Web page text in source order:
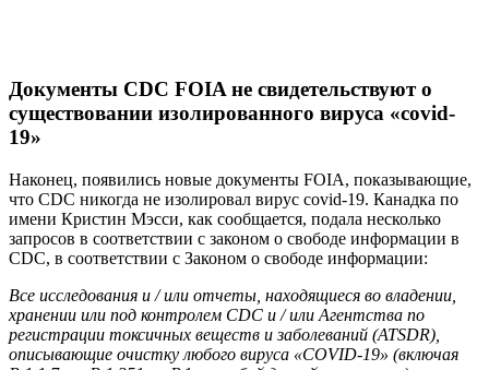
Документы CDC FOIA не свидетельствуют о
существовании изолированного вируса «covid-
19»
Наконец, появились новые документы FOIA, показывающие,
что CDC никогда не изолировал вирус covid-19. Канадка по
имени Кристин Мэсси, как сообщается, подала несколько
запросов в соответствии с законом о свободе информации в
CDC, в соответствии с Законом о свободе информации:
Все исследования и / или отчеты, находящиеся во владении,
хранении или под контролем CDC и / или Агентства по
регистрации токсичных веществ и заболеваний (ATSDR),
описывающие очистку любого вируса «COVID-19» (включая